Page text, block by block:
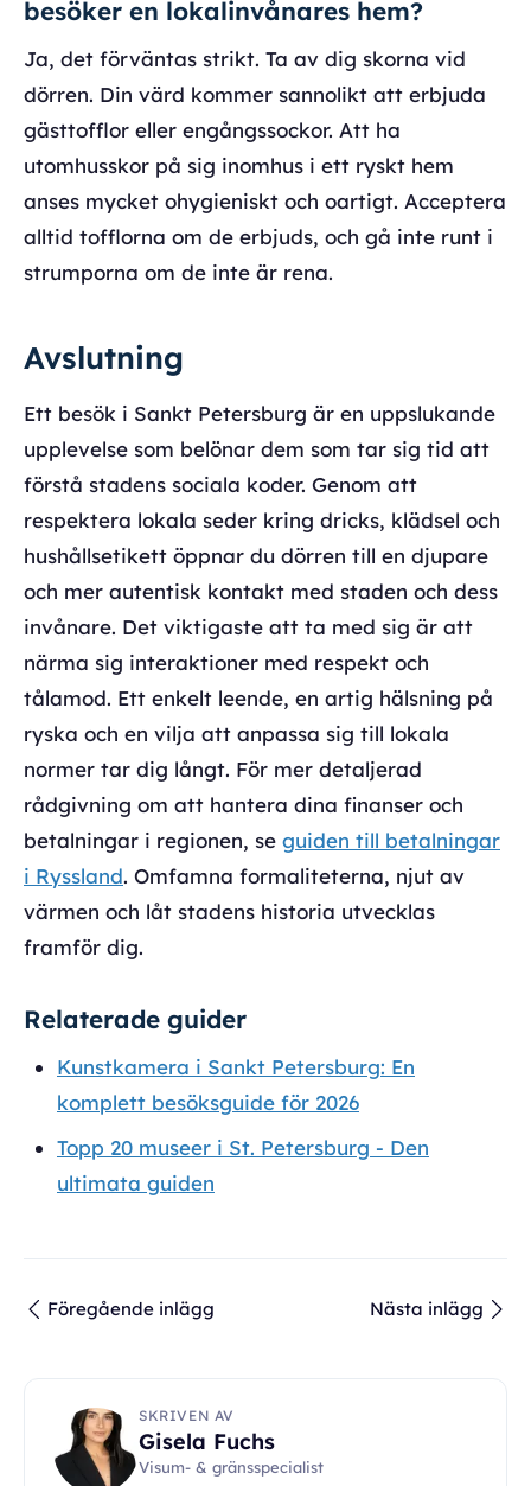
besöker en lokalinvånares hem?
Ja, det förväntas strikt. Ta av dig skorna vid
dörren. Din värd kommer sannolikt att erbjuda
gästtofflor eller engångssockor. Att ha
utomhusskor på sig inomhus i ett ryskt hem
anses mycket ohygieniskt och oartigt. Acceptera
alltid tofflorna om de erbjuds, och gå inte runt i
strumporna om de inte är rena.
Avslutning
Ett besök i Sankt Petersburg är en uppslukande
upplevelse som belönar dem som tar sig tid att
förstå stadens sociala koder. Genom att
respektera lokala seder kring dricks, klädsel och
hushållsetikett öppnar du dörren till en djupare
och mer autentisk kontakt med staden och dess
invånare. Det viktigaste att ta med sig är att
närma sig interaktioner med respekt och
tålamod. Ett enkelt leende, en artig hälsning på
ryska och en vilja att anpassa sig till lokala
normer tar dig långt. För mer detaljerad
rådgivning om att hantera dina finanser och
betalningar i regionen, se guiden till betalningar
i Ryssland. Omfamna formaliteterna, njut av
värmen och låt stadens historia utvecklas
framför dig.
Relaterade guider
Kunstkamera i Sankt Petersburg: En
komplett besöksguide för 2026
Topp 20 museer i St. Petersburg - Den
ultimata guiden
Föregående inlägg Nästa inlägg
SKRIVEN AV
Gisela Fuchs
Visum- & gränsspecialist